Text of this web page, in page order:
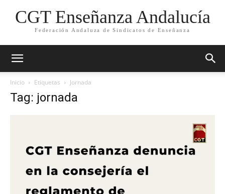
CGT Enseñanza Andalucía
Federación Andaluza de Sindicatos de Enseñanza
Inicio Etiquetas Jornada
Tag: jornada